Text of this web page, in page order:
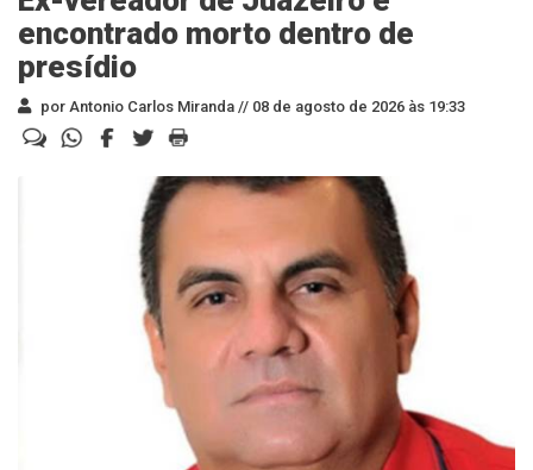
encontrado morto dentro de
presídio
por Antonio Carlos Miranda // 08 de agosto de 2026 às 19:33